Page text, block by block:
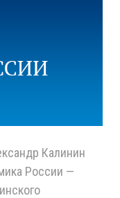
Калинин
России —